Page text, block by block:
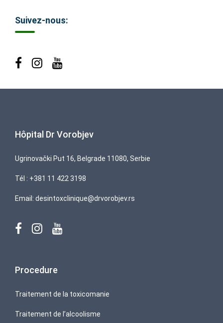
Suivez-nous:
Hôpital Dr Vorobjev
Ugrinovački Put 16, Belgrade 11080, Serbie
Tél : +381 11 422 3198
Email: desintoxclinique@drvorobjev.rs
Procedure
Traitement de la toxicomanie
Traitement de l’alcoolisme